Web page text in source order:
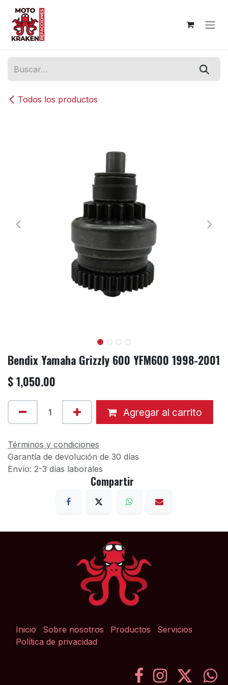
Ir al contenido
Todos los productos
Bendix Yamaha Grizzly 600 YFM600 1998-2001
$1,050.00
Agregar al carrito
Términos y condiciones
Garantía de devolución de 30 días
Envío: 2-3 días laborales
Compartir
Inicio Sobre nosotros Productos
Servicios
Política de privacidad